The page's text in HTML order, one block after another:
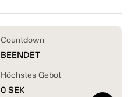
Countdown
BEENDET
Höchstes Gebot
0 SEK